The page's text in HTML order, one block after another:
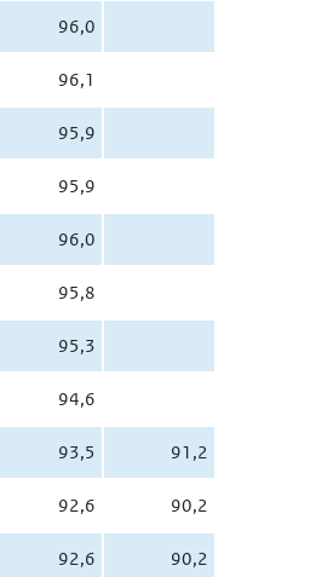
96,0
96,1
95,9
95,9
96,0
95,8
95,3
94,6
93,5 91,2
92,6 90,2
92,6 90,2